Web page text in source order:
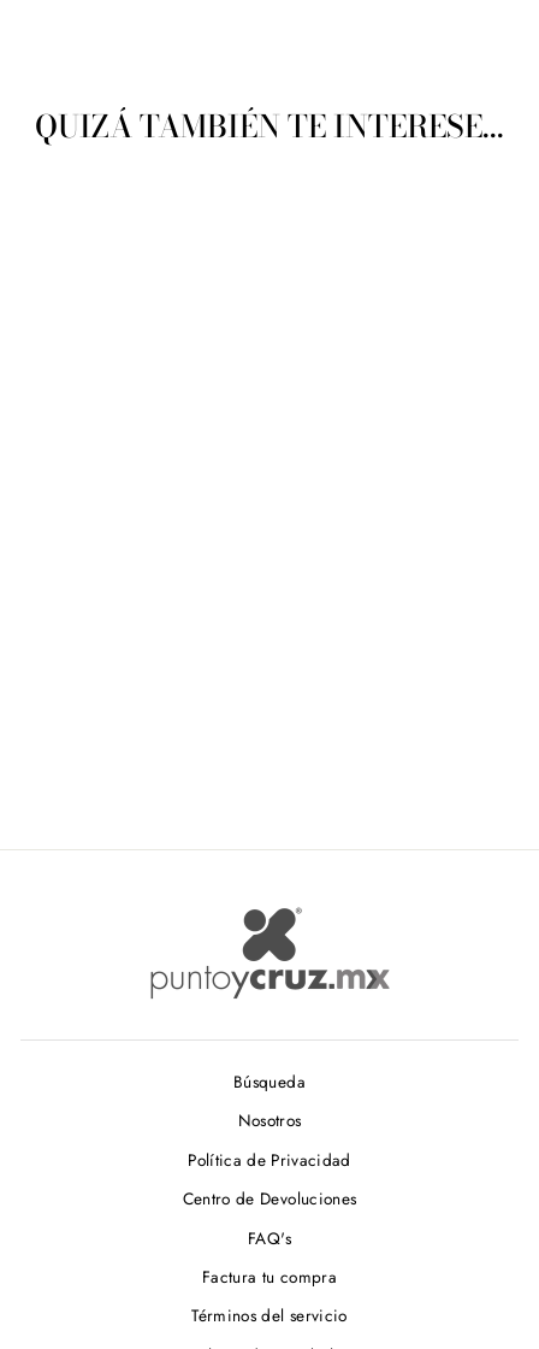
QUIZÁ TAMBIÉN TE INTERESE...
Búsqueda
Nosotros
Política de Privacidad
Centro de Devoluciones
FAQ's
Factura tu compra
Términos del servicio